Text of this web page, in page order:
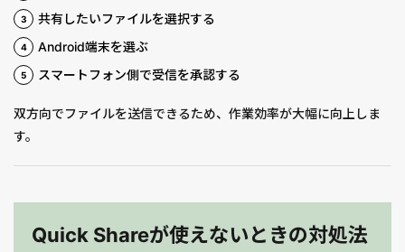
共有したいファイルを選択する
Android端末を選ぶ
スマートフォン側で受信を承認する
双方向でファイルを送信できるため、作業効率が大幅に向上しま
す。
Quick Shareが使えないときの対処法